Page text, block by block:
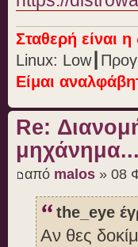
Σταθερή είναι
Linux:
Είμαι
Re:
μηχάνημα...
από malos » 08
the_eye
Αν θες